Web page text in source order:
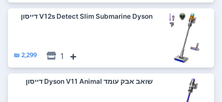
V12s Detect Slim Submarine Dyson דייסון
1
2,299 ₪
‏שואב אבק עומד Dyson V11 Animal דייסון